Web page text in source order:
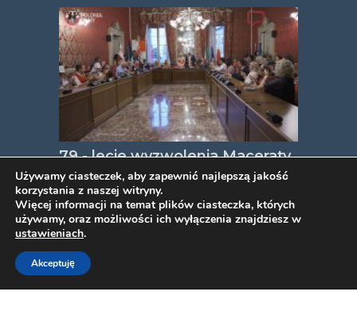
79 - lecie wyzwolenia Maceraty
przez Armię gen. Władysława
Andersa
TWORZENIE STRON INTERNETOWYCH
Używamy ciasteczek, aby zapewnić najlepszą jakość
korzystania z naszej witryny.
Więcej informacji na temat plików ciasteczka, których
używamy, oraz możliwości ich wyłączenia znajdziesz w
ustawieniach.
Akceptuję